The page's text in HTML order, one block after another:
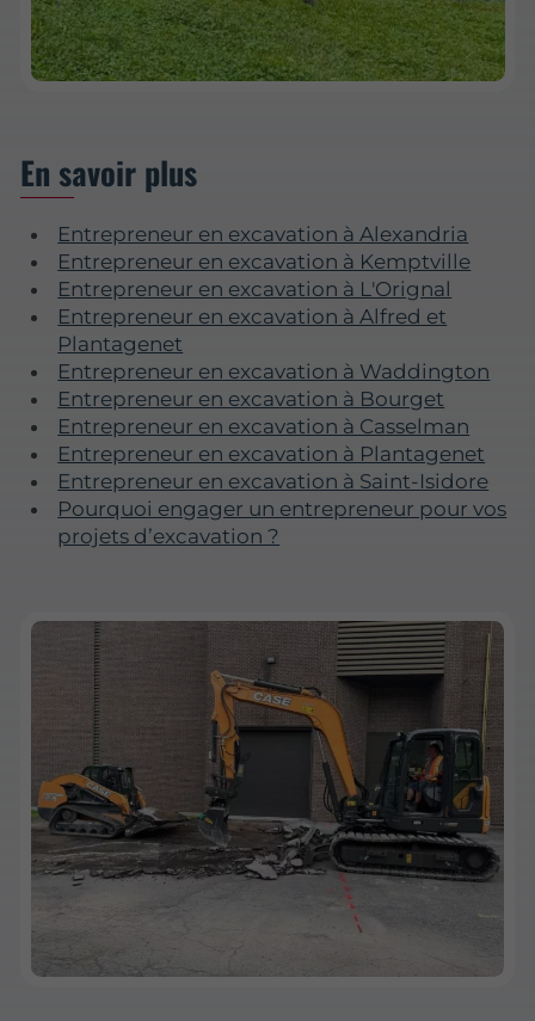
En savoir plus
Entrepreneur en excavation à Alexandria
Entrepreneur en excavation à Kemptville
Entrepreneur en excavation à L'Orignal
Entrepreneur en excavation à Alfred et
Plantagenet
Entrepreneur en excavation à Waddington
Entrepreneur en excavation à Bourget
Entrepreneur en excavation à Casselman
Entrepreneur en excavation à Plantagenet
Entrepreneur en excavation à Saint-Isidore
Pourquoi engager un entrepreneur pour vos
projets d’excavation ?